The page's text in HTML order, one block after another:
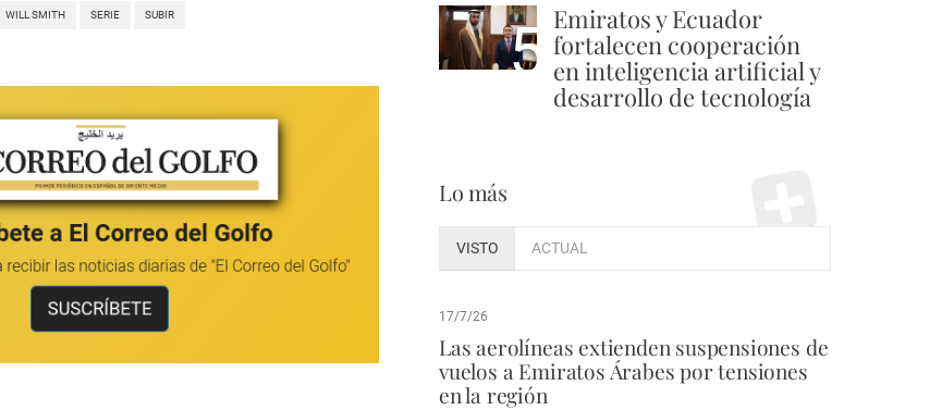
WILL SMITH SERIE SUBIR 5 Emiratos y Ecuador
fortalecen cooperación
en inteligencia artificial y
desarrollo de tecnología
Lo más
VISTO ACTUAL
17/7/26
Las aerolíneas extienden suspensiones de
vuelos a Emiratos Árabes por tensiones
en la región